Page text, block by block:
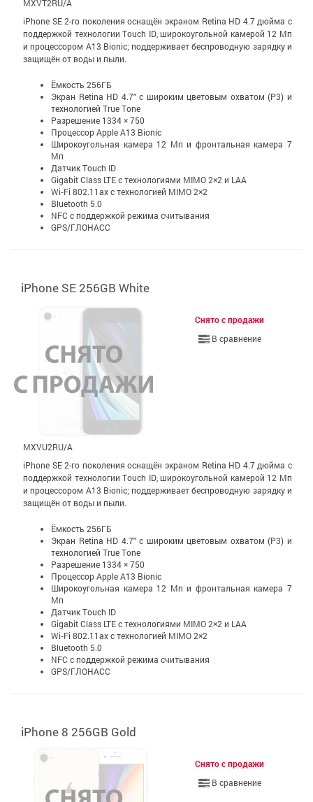
MXVT2RU/A
iPhone SE 2-го поколения оснащён экраном Retina HD 4.7 дюйма с
поддержкой технологии Touch ID, широкоугольной камерой 12 Мп
и процессором A13 Bionic; поддерживает беспроводную зарядку и
защищён от воды и пыли.
Ёмкость 256ГБ
Экран Retina HD 4.7" c широким цветовым охватом (P3) и
технологией True Tone
Разрешение 1334 × 750
Процессор Apple A13 Bionic
Широкоугольная камера 12 Мп и фронтальная камера 7
Мп
Датчик Touch ID
Gigabit Class LTE с технологиями MIMO 2×2 и LAA
Wi‑Fi 802.11ax с технологией MIMO 2×2
Bluetooth 5.0
NFC с поддержкой режима считывания
GPS/ГЛОНАСС
iPhone SE 256GB White
Снято с продажи
В сравнение
MXVU2RU/A
iPhone SE 2-го поколения оснащён экраном Retina HD 4.7 дюйма с
поддержкой технологии Touch ID, широкоугольной камерой 12 Мп
и процессором A13 Bionic; поддерживает беспроводную зарядку и
защищён от воды и пыли.
Ёмкость 256ГБ
Экран Retina HD 4.7" c широким цветовым охватом (P3) и
технологией True Tone
Разрешение 1334 × 750
Процессор Apple A13 Bionic
Широкоугольная камера 12 Мп и фронтальная камера 7
Мп
Датчик Touch ID
Gigabit Class LTE с технологиями MIMO 2×2 и LAA
Wi‑Fi 802.11ax с технологией MIMO 2×2
Bluetooth 5.0
NFC с поддержкой режима считывания
GPS/ГЛОНАСС
iPhone 8 256GB Gold
Снято с продажи
В сравнение